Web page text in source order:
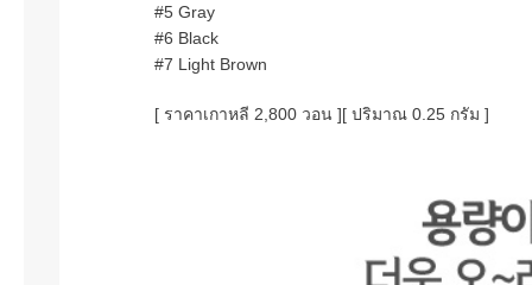
#5 Gray
#6 Black
#7 Light Brown
[ ราคาเกาหลี 2,800 วอน ][ ปริมาณ 0.25 กรัม ]